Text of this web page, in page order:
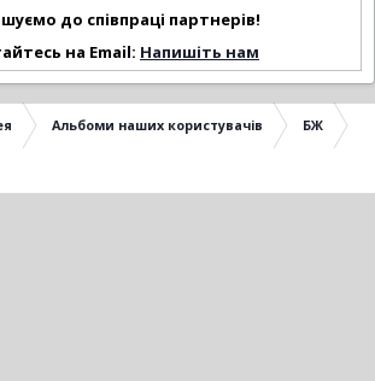
до співпраці партнерів!
на Email: Напишіть нам
Альбоми наших користувачів БЖ